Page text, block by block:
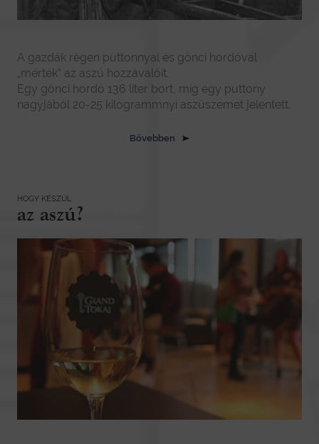
A gazdák régen puttonnyal és gönci hordóval
„mérték” az aszú hozzávalóit.
Egy gönci hordó 136 liter bort, míg egy puttony
nagyjából 20-25 kilogrammnyi aszúszemet jelentett.
Bővebben
HOGY KÉSZÜL
az aszú?